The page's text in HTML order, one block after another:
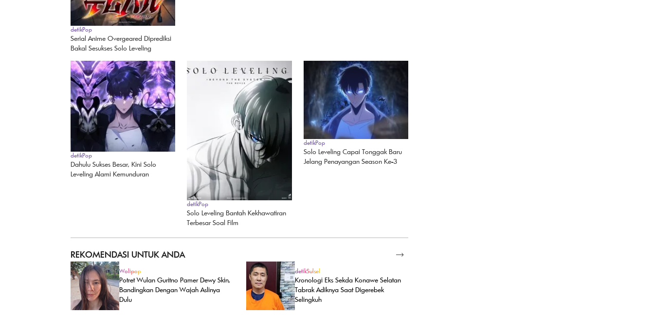
detikPop
Serial Anime Overgeared Diprediksi
Bakal Sesukses Solo Leveling
detikPop
Dahulu Sukses Besar, Kini Solo
Leveling Alami Kemunduran
detikPop
Solo Leveling Bantah Kekhawatiran
Terbesar Soal Film
detikPop
Solo Leveling Capai Tonggak Baru
Jelang Penayangan Season Ke-3
REKOMENDASI UNTUK ANDA
Wolipop
Potret Wulan Guritno Pamer Dewy Skin,
Bandingkan Dengan Wajah Aslinya
Dulu
detikSulsel
Kronologi Eks Sekda Konawe Selatan
Tabrak Adiknya Saat Digerebek
Selingkuh